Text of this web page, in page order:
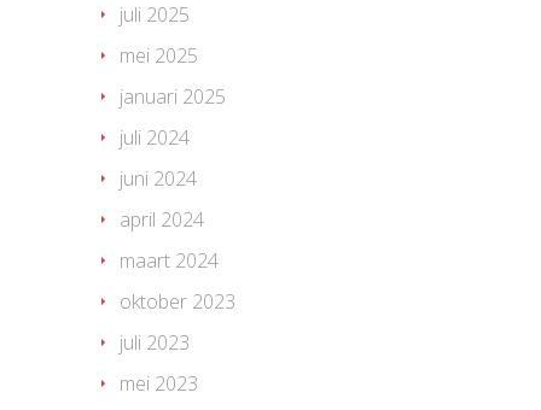
juli 2025
mei 2025
januari 2025
juli 2024
juni 2024
april 2024
maart 2024
oktober 2023
juli 2023
mei 2023